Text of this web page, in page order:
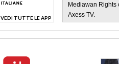
VEDI TUTTE LE APP
>
Mediawan Rights
Axess TV.